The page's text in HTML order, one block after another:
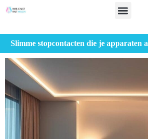
Slimme stopcontacten die je apparaten